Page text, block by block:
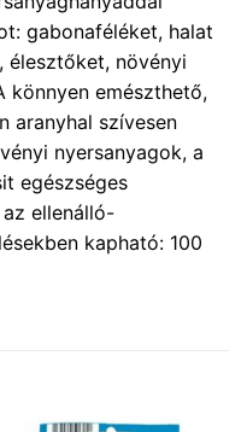
gabonaféléket, halat
élesztőket, növényi
könnyen emészthető,
aranyhal szívesen
nyersanyagok, a
egészséges
ellenálló-
kapható: 100